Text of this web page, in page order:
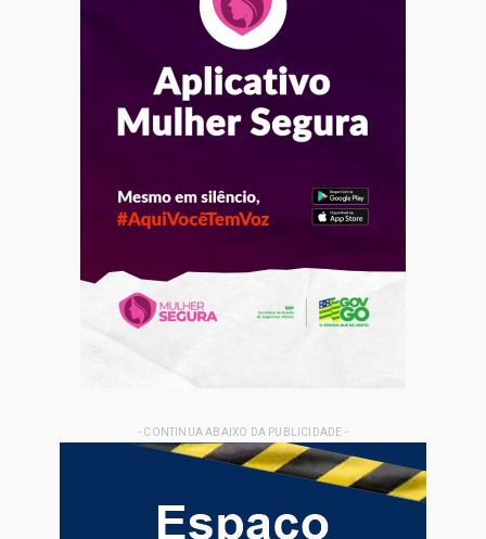
- CONTINUA ABAIXO DA PUBLICIDADE -